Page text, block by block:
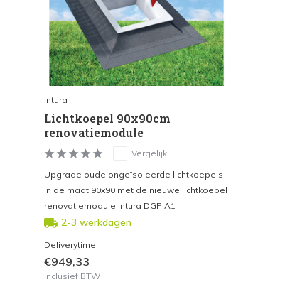
Intura
Lichtkoepel 90x90cm
renovatiemodule
Vergelijk
Upgrade oude ongeïsoleerde lichtkoepels
in de maat 90x90 met de nieuwe lichtkoepel
renovatiemodule Intura DGP A1
2-3 werkdagen
Deliverytime
€949,33
Inclusief BTW